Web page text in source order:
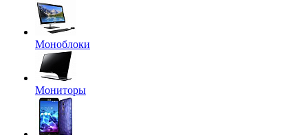
Моноблоки
Мониторы